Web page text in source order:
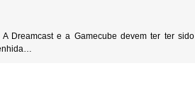
Dreamcast e a Gamecube devem ter ter sido